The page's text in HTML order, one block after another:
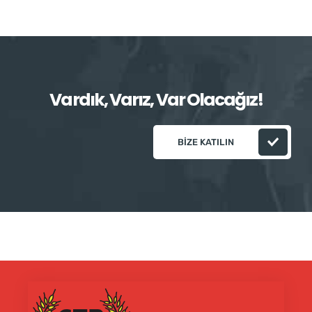
Vardık, Varız, Var Olacağız!
BIZE KATILIN